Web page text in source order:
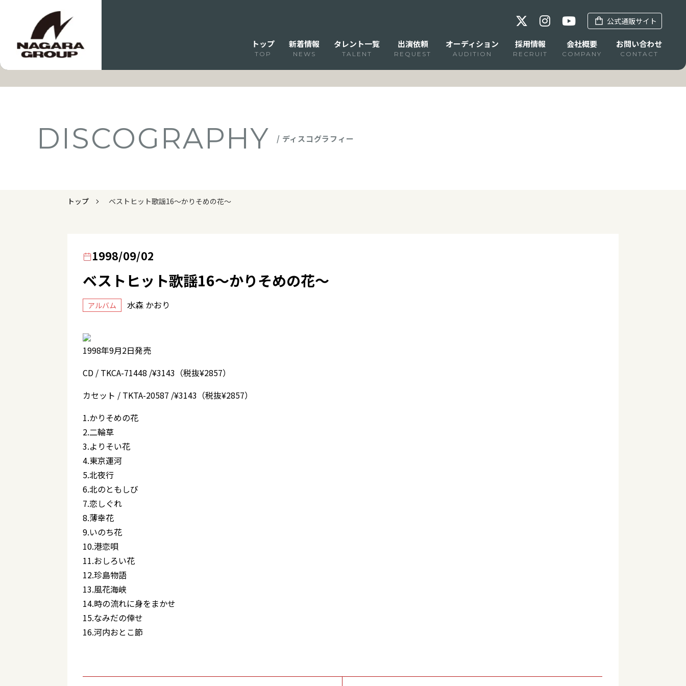
公式通販サイト
トップ
TOP
新着情報
NEWS
タレント一覧
TALENT
出演依頼
REQUEST
オーディション
AUDITION
採用情報
RECRUIT
会社概要
COMPANY
お問い合わせ
CONTACT
DISCOGRAPHY / ディスコグラフィー
トップ ベストヒット歌謡16～かりそめの花～
1998/09/02
ベストヒット歌謡16～かりそめの花～
アルバム 水森 かおり
1998年9月2日発売
CD / TKCA-71448 /¥3143（税抜¥2857）
カセット / TKTA-20587 /¥3143（税抜¥2857）
1.かりそめの花
2.二輪草
3.よりそい花
4.東京運河
5.北夜行
6.北のともしび
7.恋しぐれ
8.薄幸花
9.いのち花
10.港恋唄
11.おしろい花
12.珍島物語
13.風花海峡
14.時の流れに身をまかせ
15.なみだの倖せ
16.河内おとこ節